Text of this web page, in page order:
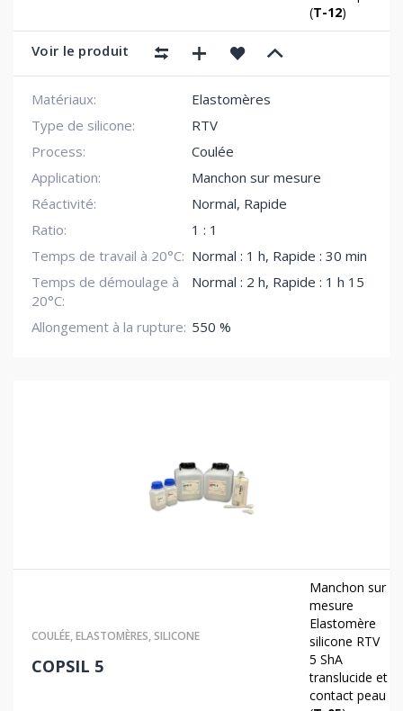
(T-12)
Voir le produit
Matériaux:
Elastomères
Type de silicone:
RTV
Process:
Coulée
Application:
Manchon sur mesure
Réactivité:
Normal, Rapide
Ratio:
1 : 1
Temps de travail à 20°C: Normal : 1 h, Rapide : 30 min
Temps de démoulage à
20°C:
Normal : 2 h, Rapide : 1 h 15
Allongement à la rupture: 550 %
COULÉE,ELASTOMÈRES,SILICONE
COPSIL 5
Manchon sur
mesure
Elastomère
silicone RTV
5 ShA
translucide et
contact peau